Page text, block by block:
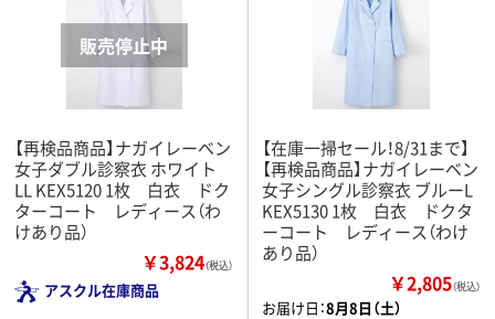
【再検品商品】ナガイレーベン
女子ダブル診察衣 ホワイト
LL KEX5120 1枚 白衣 ドク
ターコート レディース（わ
けあり品）
￥3,824（税込）
アスクル在庫商品
【在庫一掃セール！8/31まで】
【再検品商品】ナガイレーベン
女子シングル診察衣 ブルーL
KEX5130 1枚 白衣 ドクタ
ーコート レディース（わけ
あり品）
￥2,805（税込）
お届け日：8月8日（土）